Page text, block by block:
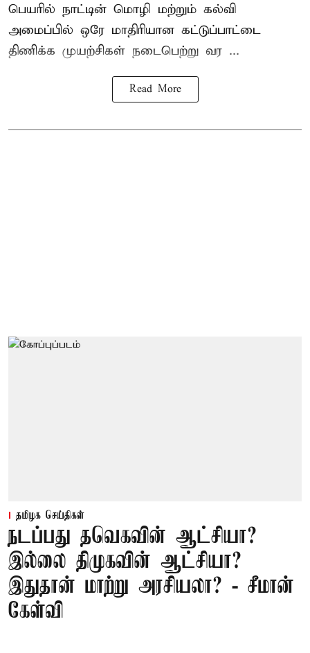
பெயரில் நாட்டின் மொழி மற்றும் கல்வி
அமைப்பில் ஒரே மாதிரியான கட்டுப்பாட்டை
திணிக்க முயற்சிகள் நடைபெற்று வர ...
Read More
தமிழக செய்திகள்
நடப்பது தவெகவின் ஆட்சியா?
இல்லை திமுகவின் ஆட்சியா?
இதுதான் மாற்று அரசியலா? - சீமான்
கேள்வி